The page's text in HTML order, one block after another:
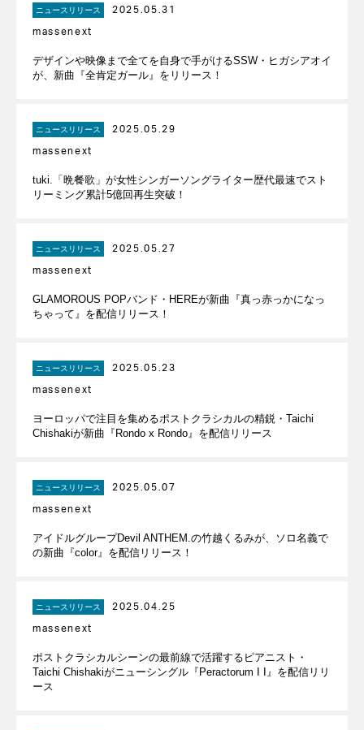
ニュースリリース
2025.05.31
massenext
デザインや映像まで全てを自身で手がけるSSW・ヒガシアオイ
が、新曲『全肯定ガール』をリリース！
ニュースリリース
2025.05.29
massenext
tuki.「晩餐歌」が女性シンガーソングライター歴代最速でスト
リーミング累計5億回再生突破！
ニュースリリース
2025.05.27
massenext
GLAMOROUS POPバンド・HEREが新曲『真っ赤っかになっ
ちゃって』を配信リリース！
ニュースリリース
2025.05.23
massenext
ヨーロッパで注目を集めるポストクラシカルの精鋭・Taichi
Chishakiが新曲『Rondo x Rondo』を配信リリース
ニュースリリース
2025.05.07
massenext
アイドルグループDevil ANTHEM.の竹越くるみが、ソロ名義で
の新曲『color』を配信リリース！
ニュースリリース
2025.04.25
massenext
ポストクラシカルシーンの最前線で活躍するピアニスト・
Taichi Chishakiがニューシングル『Peractorum I I』を配信リリ
ース